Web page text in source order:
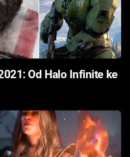
Od Halo Infinite ke